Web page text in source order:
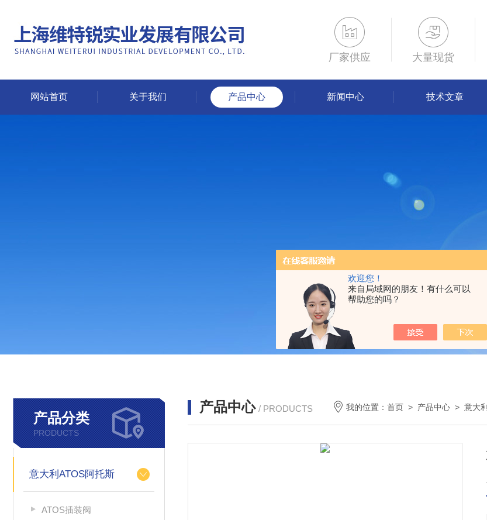
欢迎您！
来自局域网的朋友！有什么可以
帮助您的吗？
厂家供应 大量现货
网站首页 关于我们 产品中心 新闻中心 技术文章
产品分类
PRODUCTS
意大利ATOS阿托斯
ATOS插装阀
产品中心 / PRODUCTS 我的位置：首页 > 产品中心 >意大